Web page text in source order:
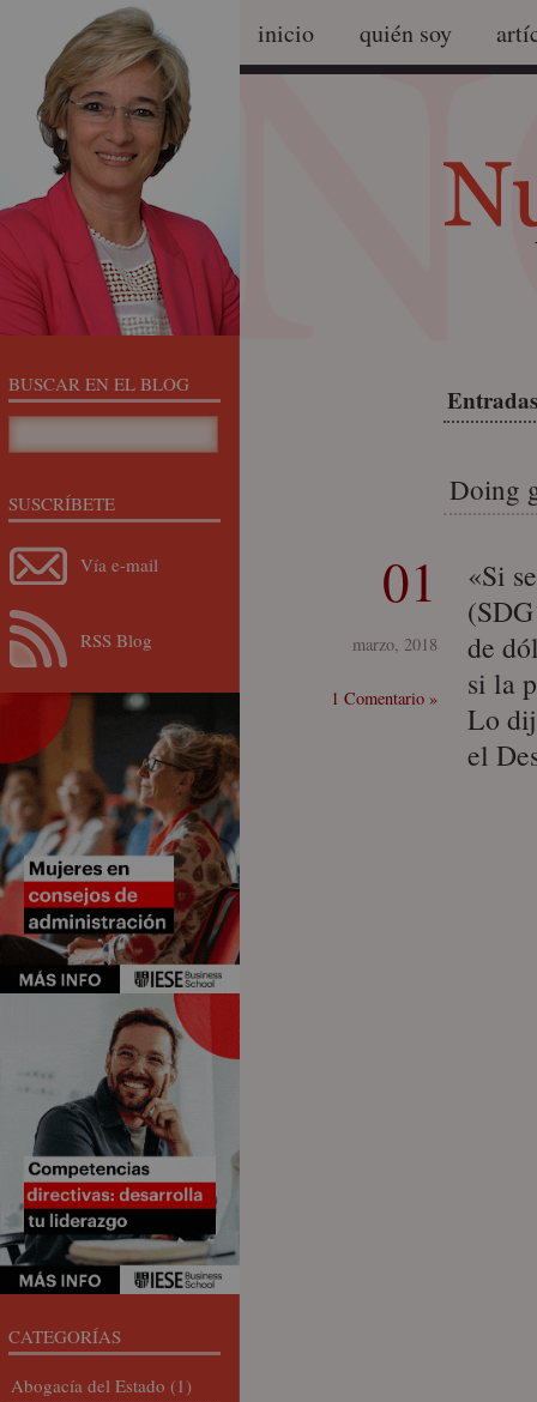
inicio quién soy
Doing
01
marzo, 2018
1 Comentario »
«Si
de
si la
Lo
el
BUSCAR EN EL BLOG
SUSCRÍBETE
Vía e-mail
RSS Blog
CATEGORÍAS
Abogacía del Estado (1)